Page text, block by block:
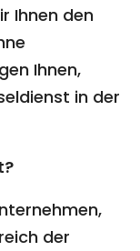
Ihnen den
Ihnen,
in der
der